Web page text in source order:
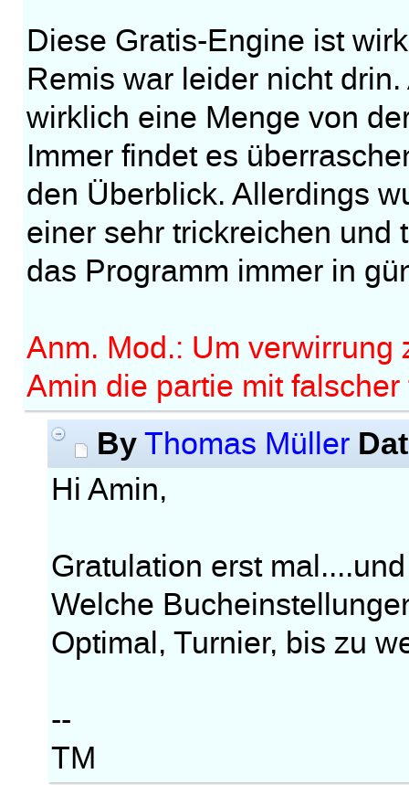
Diese Gratis-Engine ist
Remis war leider nicht
wirklich eine Menge von
Immer findet es
den Überblick. Allerdings
einer sehr trickreichen und
das Programm immer in
Anm. Mod.: Um
Amin die partie mit
By Thomas Müller
Hi Amin,
Gratulation erst
Welche
Optimal, Turnier, bis zu
--
TM